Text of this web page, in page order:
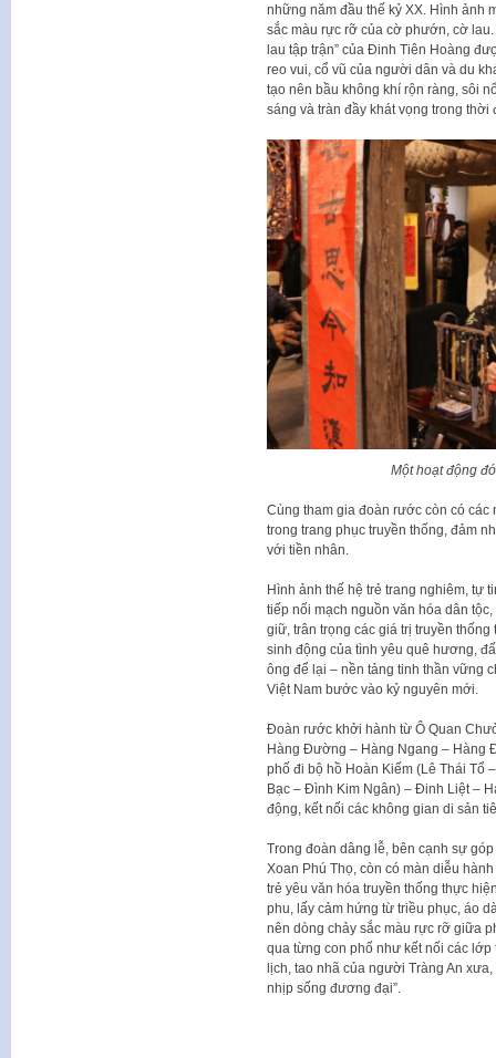
những năm đầu thế kỷ XX. Hình ảnh
sắc màu rực rỡ của cờ phướn, cờ
lau tập trận” của Đinh Tiên Hoàng
reo vui, cổ vũ của người dân và du
tạo nên bầu không khí rộn ràng, sôi
sáng và tràn đầy khát vọng trong thời
Một hoạt động
Cùng tham gia đoàn rước còn có
trong trang phục truyền thống, đảm
với tiền nhân.
Hình ảnh thế hệ trẻ trang nghiêm, tự
tiếp nối mạch nguồn văn hóa dân
giữ, trân trọng các giá trị truyền
sinh động của tình yêu quê hương,
ông để lại – nền tảng tinh thần vững
Việt Nam bước vào kỷ nguyên mới.
Đoàn rước khởi hành từ Ô Quan
Hàng Đường – Hàng Ngang – Hàng
phố đi bộ hồ Hoàn Kiếm (Lê Thái Tổ
Bạc – Đình Kim Ngân) – Đinh Liệt –
động, kết nối các không gian di sản
Trong đoàn dâng lễ, bên cạnh sự
Xoan Phú Thọ, còn có màn diễu
trẻ yêu văn hóa truyền thống thực
phu, lấy cảm hứng từ triều phục, áo
nên dòng chảy sắc màu rực rỡ giữa
qua từng con phố như kết nối các
lịch, tao nhã của người Tràng An
nhịp sống đương đại”.